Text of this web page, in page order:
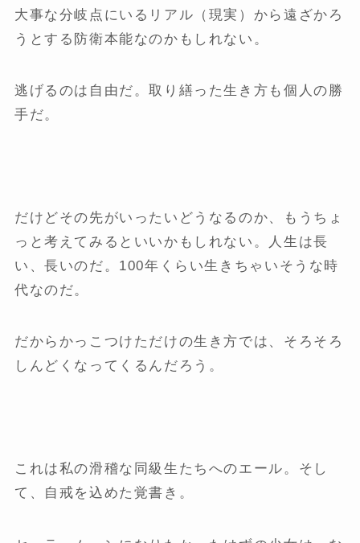
大事な分岐点にいるリアル（現実）から遠ざかろ
うとする防衛本能なのかもしれない。
逃げるのは自由だ。取り繕った生き方も個人の勝
手だ。
だけどその先がいったいどうなるのか、もうちょ
っと考えてみるといいかもしれない。人生は長
い、長いのだ。100年くらい生きちゃいそうな時
代なのだ。
だからかっこつけただけの生き方では、そろそろ
しんどくなってくるんだろう。
これは私の滑稽な同級生たちへのエール。そし
て、自戒を込めた覚書き。